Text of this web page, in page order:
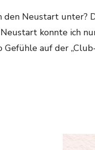
Neustart unter?
konnte ich
Gefühle auf der